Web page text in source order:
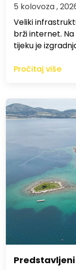
5 kolovoza ,
Veliki
brži internet.
tijeku je
Pročitaj više